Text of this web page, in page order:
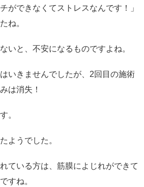
ができなくてストレスなんです！」
ね。
いと、不安になるものですよね。
いきませんでしたが、2回目の施術
は消失！
。
ようでした。
ている方は、筋膜によじれができて
すね。